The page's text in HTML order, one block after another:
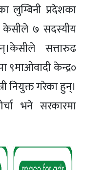
प्रदेशका
केसीले ७ सदस्यीय
सत्तारुढ
९माओवादी केन्द्र०
नियुक्त गरेका हुन्।
भने सरकारमा